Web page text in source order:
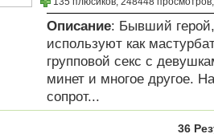
Описание: Бывший
используют как
групповой секс с
минет и многое другое.
cопрот...
36